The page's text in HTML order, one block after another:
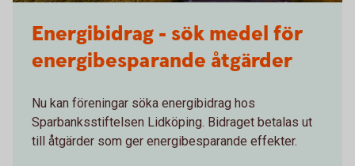
Energibidrag - sök medel för
energibesparande åtgärder
Nu kan föreningar söka energibidrag hos
Sparbanksstiftelsen Lidköping. Bidraget betalas ut
till åtgärder som ger energibesparande effekter.